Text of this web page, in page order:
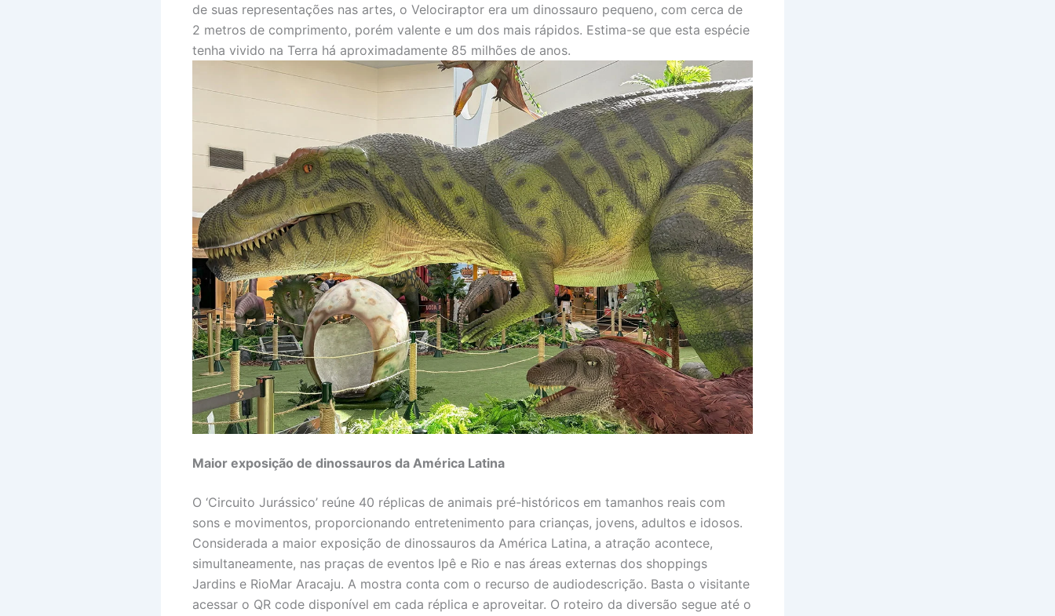
de suas representações nas artes, o Velociraptor era um dinossauro pequeno, com cerca de
2 metros de comprimento, porém valente e um dos mais rápidos. Estima-se que esta espécie
tenha vivido na Terra há aproximadamente 85 milhões de anos.
Maior exposição de dinossauros da América Latina
O ‘Circuito Jurássico’ reúne 40 réplicas de animais pré-históricos em tamanhos reais com
sons e movimentos, proporcionando entretenimento para crianças, jovens, adultos e idosos.
Considerada a maior exposição de dinossauros da América Latina, a atração acontece,
simultaneamente, nas praças de eventos Ipê e Rio e nas áreas externas dos shoppings
Jardins e RioMar Aracaju. A mostra conta com o recurso de audiodescrição. Basta o visitante
acessar o QR code disponível em cada réplica e aproveitar. O roteiro da diversão segue até o